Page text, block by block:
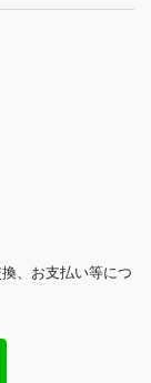
、お支払い等につ